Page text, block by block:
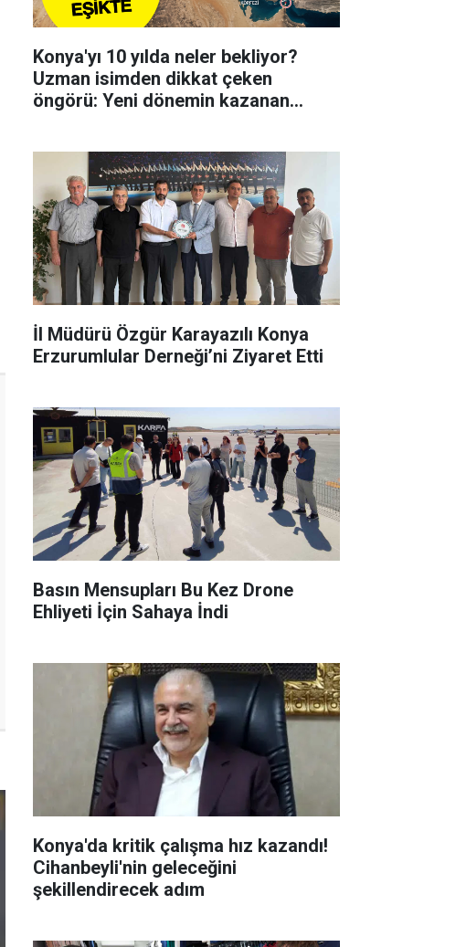
Konya'yı 10 yılda neler bekliyor?
Uzman isimden dikkat çeken
öngörü: Yeni dönemin kazanan
İl Müdürü Özgür Karayazılı Konya
Erzurumlular Derneği’ni Ziyaret Etti
Basın Mensupları Bu Kez Drone
Ehliyeti İçin Sahaya İndi
Konya'da kritik çalışma hız kazandı!
Cihanbeyli'nin geleceğini
şekillendirecek adım